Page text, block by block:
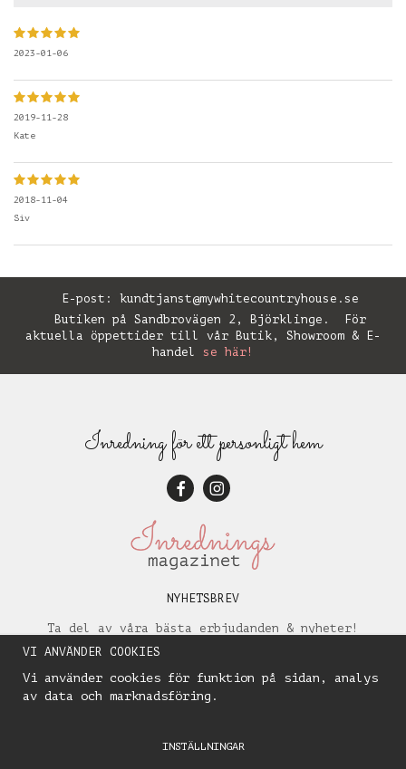
2023-01-06
2019-11-28
Kate
2018-11-04
Siv
E-post: kundtjanst@mywhitecountryhouse.se
Butiken på Sandbrovägen 2, Björklinge. För
aktuella öppettider till vår Butik, Showroom & E-
handel se här!
Inredning för ett personligt hem
NYHETSBREV
Ta del av våra bästa erbjudanden & nyheter!
VI ANVÄNDER COOKIES
Vi använder cookies för funktion på sidan, analys
av data och marknadsföring.
INSTÄLLNINGAR